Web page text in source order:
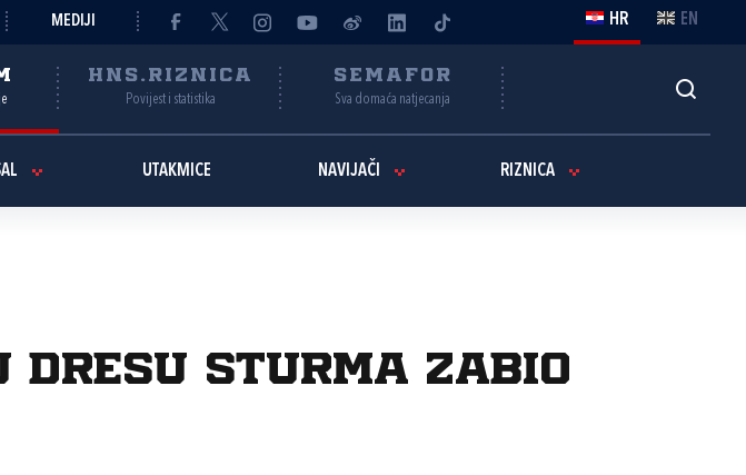
MEDIJI HR EN
HNS.RIZNICA
Povijest i statistika
SEMAFOR
Sva domaća natjecanja
UTAKMICE NAVIJAČI RIZNICA
dresu Sturma zabio